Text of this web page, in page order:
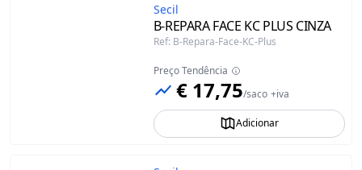
Secil
B-REPARA FACE KC PLUS CINZA
Ref: B-Repara-Face-KC-Plus
Preço Tendência
€ 17,75/saco +iva
Adicionar